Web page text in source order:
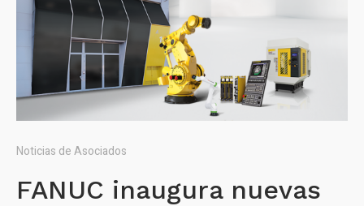
Noticias de Asociados
FANUC inaugura nuevas